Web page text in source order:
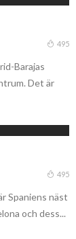
495
Barajas
Det är
495
Spaniens näst
och dess...